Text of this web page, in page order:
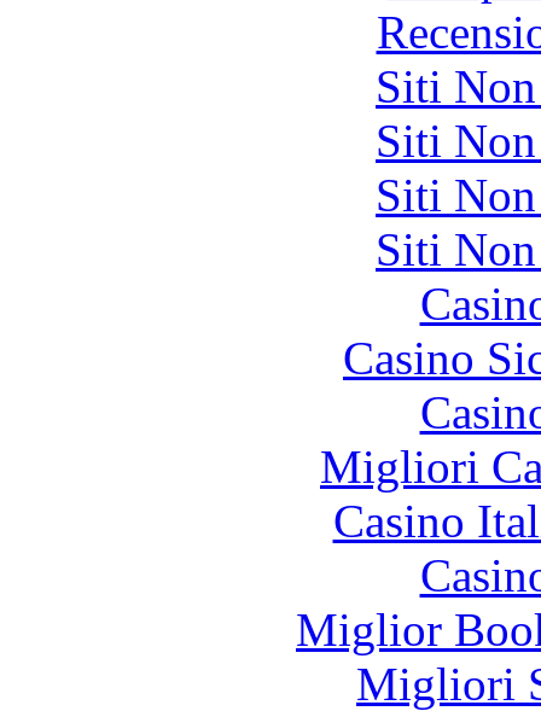
Siti
Siti
Siti
Siti
Casino
Migliori
Casino
Miglior
Migliori